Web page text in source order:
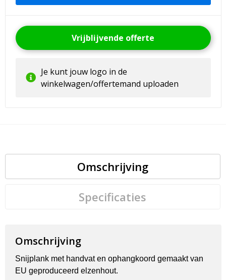
Vrijblijvende offerte
Je kunt jouw logo in de
winkelwagen/offertemand uploaden
Omschrijving
Specificaties
Omschrijving
Snijplank met handvat en ophangkoord gemaakt van
EU geproduceerd elzenhout.